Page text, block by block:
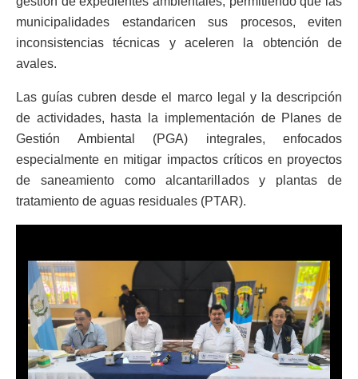
municipalidades estandaricen sus procesos, eviten
inconsistencias técnicas y aceleren la obtención de
avales.
Las guías cubren desde el marco legal y la descripción
de actividades, hasta la implementación de Planes de
Gestión Ambiental (PGA) integrales, enfocados
especialmente en mitigar impactos críticos en proyectos
de saneamiento como alcantarillados y plantas de
tratamiento de aguas residuales (PTAR).